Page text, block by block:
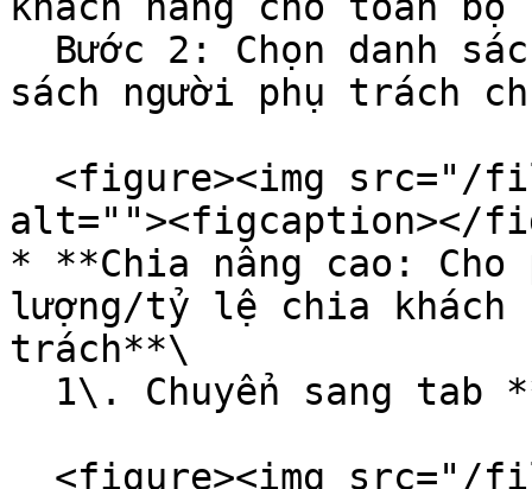
sách người phụ trách
alt=""><figcaption></
* **Chia nâng cao:
lượng/tỷ lệ chia khách
trách**\